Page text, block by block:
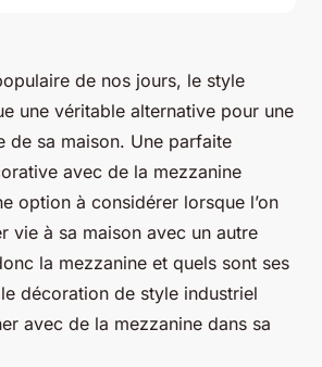
de nos jours, le style
une véritable alternative pour une
de sa maison. Une parfaite
avec de la mezzanine
option à considérer lorsque l’on
vie à sa maison avec un autre
la mezzanine et quels sont ses
décoration de style industriel
avec de la mezzanine dans sa